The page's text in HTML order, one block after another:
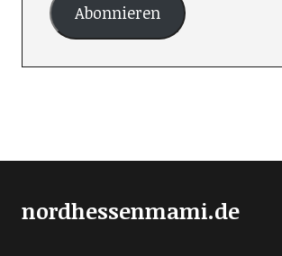
Abonnieren
nordhessenmami.de